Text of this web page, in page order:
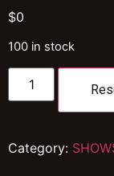
$0
100 in stock
Category: